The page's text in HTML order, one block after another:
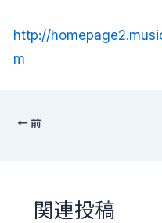
http://
m
前
関連投稿